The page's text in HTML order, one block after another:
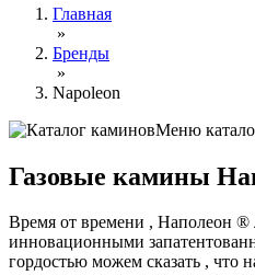
Главная
»
Бренды
»
Napoleon
Меню
Газовые камины
Время от времени , Наполеон ®
инновационными
гордостью можем сказать , что